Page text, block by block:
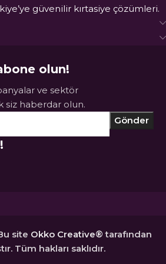
güvenilir kırtasiye çözümleri.
olun!
ve sektör
siz haberdar olun.
site Okko Creative® tarafından
Tüm hakları saklıdır.